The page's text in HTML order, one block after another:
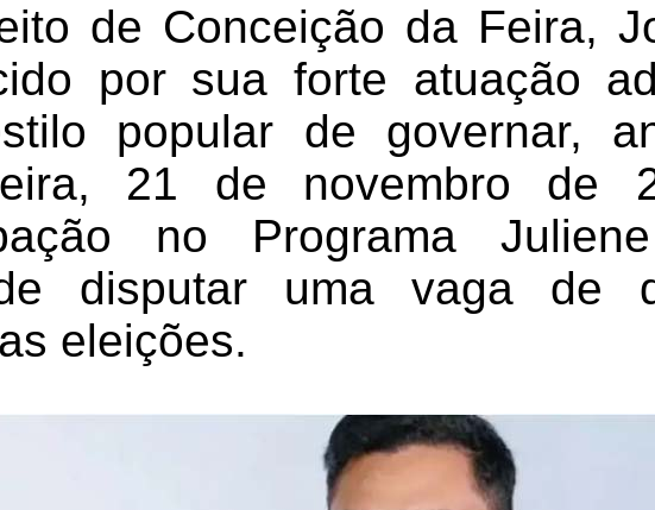
de Conceição da Feira,
por sua forte atuação
popular de governar,
21 de novembro de
no Programa
disputar uma vaga de
eleições.